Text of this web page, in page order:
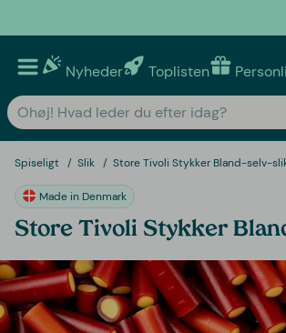
Nyheder Toplisten
Spiseligt Slik Store Tivoli Stykker Bland-selv-
Made in Denmark
Store Tivoli Stykker